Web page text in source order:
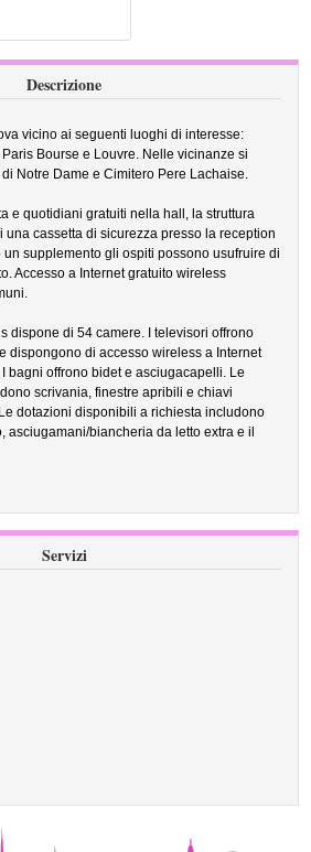
Descrizione
vicino ai seguenti luoghi di interesse:
Bourse e Louvre. Nelle vicinanze si
Notre Dame e Cimitero Pere Lachaise.
e quotidiani gratuiti nella hall, la struttura
una cassetta di sicurezza presso la reception
supplemento gli ospiti possono usufruire di
Accesso a Internet gratuito wireless
dispone di 54 camere. I televisori offrono
dispongono di accesso wireless a Internet
bagni offrono bidet e asciugacapelli. Le
scrivania, finestre apribili e chiavi
dotazioni disponibili a richiesta includono
asciugamani/biancheria da letto extra e il
Servizi